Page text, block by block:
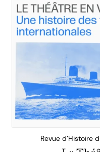
Revue d’Histoire